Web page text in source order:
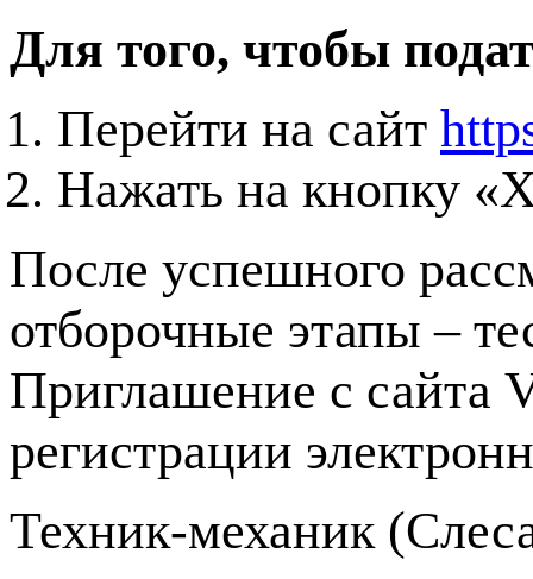
Для того, чтобы
Перейти на сайт
Нажать на кнопку
После успешного
отборочные этапы –
Приглашение с сайта
регистрации
Техник-механик